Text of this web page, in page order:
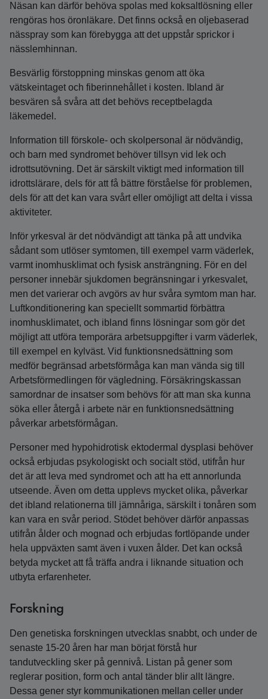
Näsan kan därför behöva spolas med koksaltlösning eller
rengöras hos öronläkare. Det finns också en oljebaserad
nässpray som kan förebygga att det uppstår sprickor i
nässlemhinnan.
Besvärlig förstoppning minskas genom att öka
vätskeintaget och fiberinnehållet i kosten. Ibland är
besvären så svåra att det behövs receptbelagda
läkemedel.
Information till förskole- och skolpersonal är nödvändig,
och barn med syndromet behöver tillsyn vid lek och
idrottsutövning. Det är särskilt viktigt med information till
idrottslärare, dels för att få bättre förståelse för problemen,
dels för att det kan vara svårt eller omöjligt att delta i vissa
aktiviteter.
Inför yrkesval är det nödvändigt att tänka på att undvika
sådant som utlöser symtomen, till exempel varm väderlek,
varmt inomhusklimat och fysisk ansträngning. För en del
personer innebär sjukdomen begränsningar i yrkesvalet,
men det varierar och avgörs av hur svåra symtom man har.
Luftkonditionering kan speciellt sommartid förbättra
inomhusklimatet, och ibland finns lösningar som gör det
möjligt att utföra temporära arbetsuppgifter i varm väderlek,
till exempel en kylväst. Vid funktionsnedsättning som
medför begränsad arbetsförmåga kan man vända sig till
Arbetsförmedlingen för vägledning. Försäkringskassan
samordnar de insatser som behövs för att man ska kunna
söka eller återgå i arbete när en funktionsnedsättning
påverkar arbetsförmågan.
Personer med hypohidrotisk ektodermal dysplasi behöver
också erbjudas psykologiskt och socialt stöd, utifrån hur
det är att leva med syndromet och att ha ett annorlunda
utseende. Även om detta upplevs mycket olika, påverkar
det ibland relationerna till jämnåriga, särskilt i tonåren som
kan vara en svår period. Stödet behöver därför anpassas
utifrån ålder och mognad och erbjudas fortlöpande under
hela uppväxten samt även i vuxen ålder. Det kan också
betyda mycket att få träffa andra i liknande situation och
utbyta erfarenheter.
Forskning
Den genetiska forskningen utvecklas snabbt, och under de
senaste 15-20 åren har man börjat förstå hur
tandutveckling sker på gennivå. Listan på gener som
reglerar position, form och antal tänder blir allt längre.
Dessa gener styr kommunikationen mellan celler under